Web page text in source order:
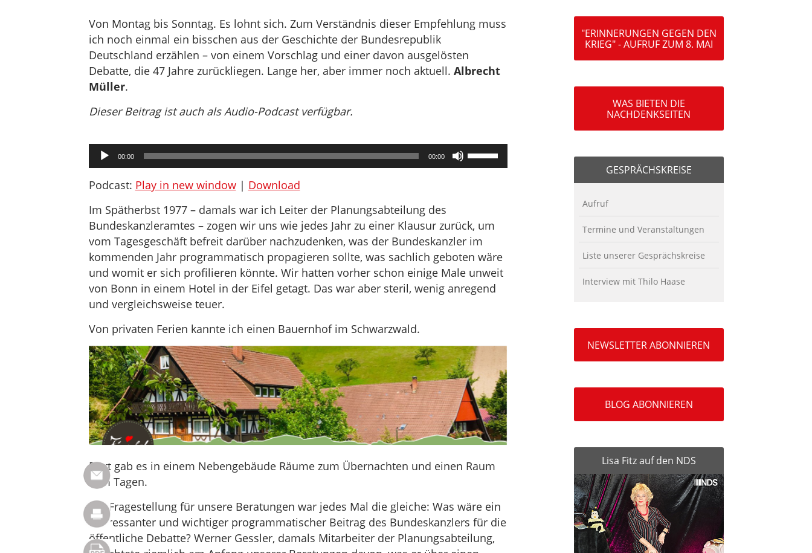
Von Montag bis Sonntag. Es lohnt sich. Zum Verständnis dieser Empfehlung muss
ich noch einmal ein bisschen aus der Geschichte der Bundesrepublik
Deutschland erzählen – von einem Vorschlag und einer davon ausgelösten
Debatte, die 47 Jahre zurückliegen. Lange her, aber immer noch aktuell. Albrecht
Müller.
Dieser Beitrag ist auch als Audio-Podcast verfügbar.
Audio-
Player
00:00 00:00
Pfeiltasten
Hoch/Runter
Lautstärke
zu
regeln.
Podcast: Play in new window| Download
Im Spätherbst 1977 – damals war ich Leiter der Planungsabteilung des
Bundeskanzleramtes – zogen wir uns wie jedes Jahr zu einer Klausur zurück, um
vom Tagesgeschäft befreit darüber nachzudenken, was der Bundeskanzler im
kommenden Jahr programmatisch propagieren sollte, was sachlich geboten wäre
und womit er sich profilieren könnte. Wir hatten vorher schon einige Male unweit
von Bonn in einem Hotel in der Eifel getagt. Das war aber steril, wenig anregend
und vergleichsweise teuer.
Von privaten Ferien kannte ich einen Bauernhof im Schwarzwald.
Dort gab es in einem Nebengebäude Räume zum Übernachten und einen Raum
zum Tagen.
Die Fragestellung für unsere Beratungen war jedes Mal die gleiche: Was wäre ein
interessanter und wichtiger programmatischer Beitrag des Bundeskanzlers für die
öffentliche Debatte? Werner Gessler, damals Mitarbeiter der Planungsabteilung,
"ERINNERUNGEN GEGEN DEN
KRIEG" - AUFRUF ZUM 8. MAI
WAS BIETEN DIE
NACHDENKSEITEN
GESPRÄCHSKREISE
Aufruf
Termine und Veranstaltungen
Liste unserer Gesprächskreise
Interview mit Thilo Haase
NEWSLETTER ABONNIEREN
BLOG ABONNIEREN
Lisa Fitz auf den NDS